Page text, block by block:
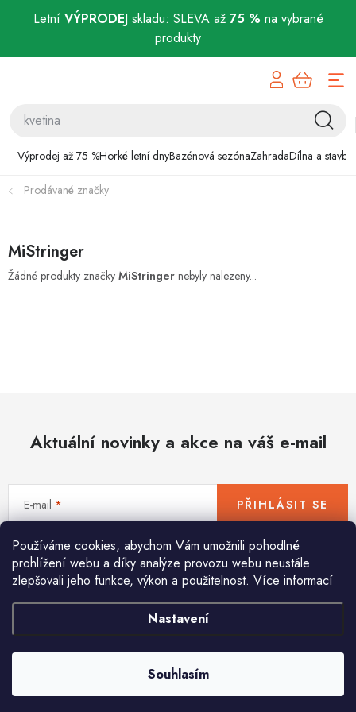
Letní VÝPRODEJskladu: SLEVA až 75 % na vybrané
produkty
Používáme cookies, abychom Vám umožnili pohodlné
prohlížení webu a díky analýze provozu webu neustále
zlepšovali jeho funkce, výkon a použitelnost. Více informací
Nastavení
Souhlasím
Výprodej až 75 %Horké letní dnyBazénová sezónaZahradaDílna a stavba
Bazénová sezóna
Zahrada
Domácnost
Novinky
World Cleanup Day
Akční ceny
Půjčovna Kontaktuje nás
Obchodní podmínky
Vrácení a reklamace
Podmínky ochrany osobních údajů
Obchodní podmínky pro podnikatele
Způsob doručení a platby
Zásady používání cookies
Prodávané značky
MiStringer
Žádné produkty značky MiStringer nebyly nalezeny...
Aktuální novinky a akce na váš e-mail
E-mail
Vložením e-mailu souhlasíte spodmínkami ochrany osobních údajů
PŘIHLÁSIT SE
Pomůžeme vám s výběrem
Potřebujete s něčím poradit? Jsme tu pro vás!
info@huka.cz